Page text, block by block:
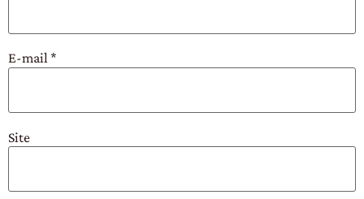
E-mail*
Site